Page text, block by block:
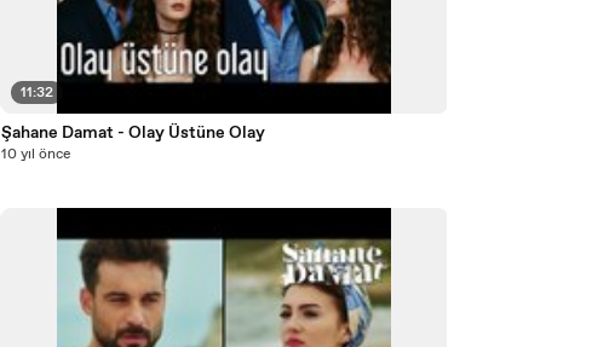
11:32
Şahane Damat - Olay Üstüne Olay
10 yıl önce